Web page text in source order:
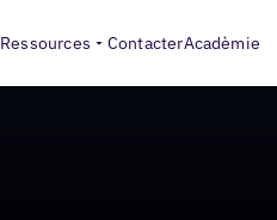
Ressources ContacterAcadèmie